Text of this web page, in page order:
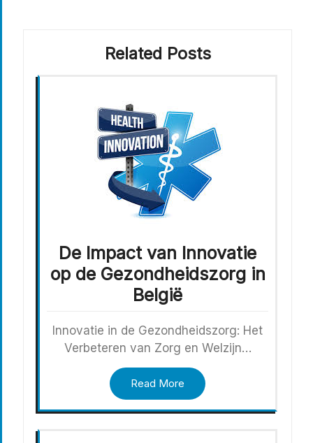
Related Posts
De Impact van Innovatie
op de Gezondheidszorg in
België
Innovatie in de Gezondheidszorg: Het
Verbeteren van Zorg en Welzijn…
Read More